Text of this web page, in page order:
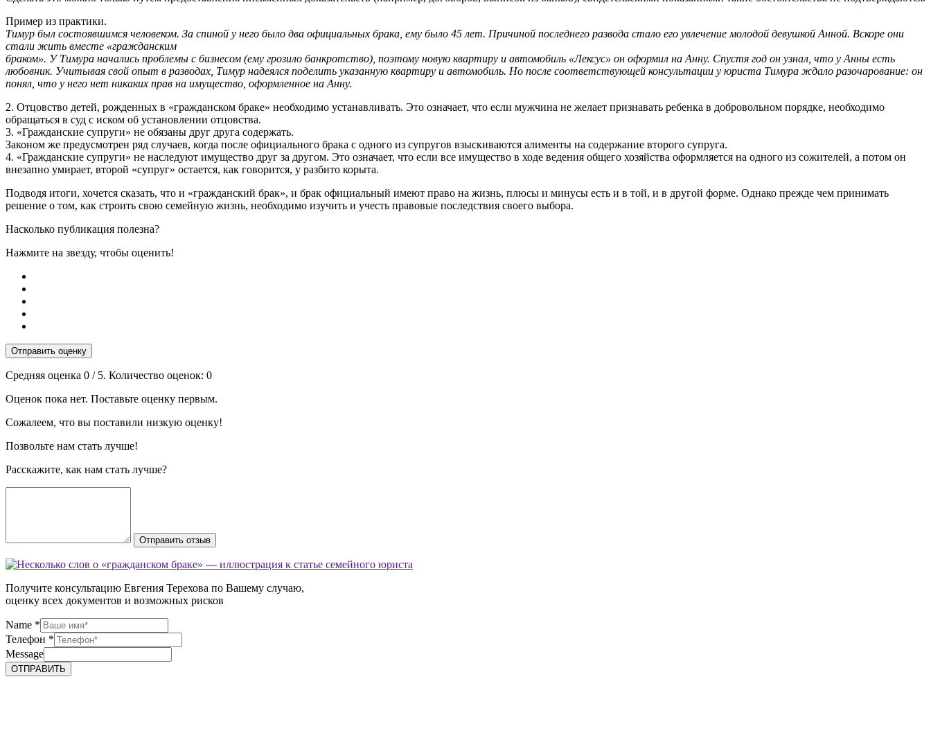
Пример из практики.
Тимур был состоявшимся человеком. За спиной у него было два официальных брака, ему было 45 лет. Причиной последнего развода стало его увлечение молодой девушкой Анной. Вскоре они
стали жить вместе «гражданским
браком». У Тимура начались проблемы с бизнесом (ему грозило банкротство), поэтому новую квартиру и автомобиль «Лексус» он оформил на Анну. Спустя год он узнал, что у Анны есть
любовник. Учитывая свой опыт в разводах, Тимур надеялся поделить указанную квартиру и автомобиль. Но после соответствующей консультации у юриста Тимура ждало разочарование: он
понял, что у него нет никаких прав на имущество, оформленное на Анну.
2. Отцовство детей, рожденных в «гражданском браке» необходимо устанавливать. Это означает, что если мужчина не желает признавать ребенка в добровольном порядке, необходимо
обращаться в суд с иском об установлении отцовства.
3. «Гражданские супруги» не обязаны друг друга содержать.
Законом же предусмотрен ряд случаев, когда после официального брака с одного из супругов взыскиваются алименты на содержание второго супруга.
4. «Гражданские супруги» не наследуют имущество друг за другом. Это означает, что если все имущество в ходе ведения общего хозяйства оформляется на одного из сожителей, а потом он
внезапно умирает, второй «супруг» остается, как говорится, у разбито корыта.
Подводя итоги, хочется сказать, что и «гражданский брак», и брак официальный имеют право на жизнь, плюсы и минусы есть и в той, и в другой форме. Однако прежде чем принимать
решение о том, как строить свою семейную жизнь, необходимо изучить и учесть правовые последствия своего выбора.
Насколько публикация полезна?
Нажмите на звезду, чтобы оценить!
Отправить оценку
Средняя оценка 0 / 5. Количество оценок: 0
Оценок пока нет. Поставьте оценку первым.
Сожалеем, что вы поставили низкую оценку!
Позвольте нам стать лучше!
Расскажите, как нам стать лучше?
Отправить отзыв
Получите консультацию Евгения Терехова по Вашему случаю,
оценку всех документов и возможных рисков
Name *
Телефон *
Message
ОТПРАВИТЬ